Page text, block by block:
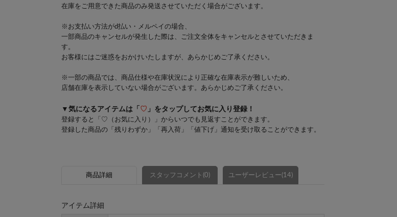
在庫をご用意できた商品のみ発送させていただく場合がございます。
※お支払い方法がd払い・メルペイの場合、
一部商品のキャンセルが発生した際は、ご注文全体をキャンセルとさせていただきま
す。
お客様にはご迷惑をおかけいたしますが、あらかじめご了承ください。
※一部の商品では、商品仕様や在庫状況により正確な在庫表示が難しいため、
店舗在庫を表示していない場合がございます。あらかじめご了承ください。
▼気になるアイテムは「 ♡ 」をタップしてお気に入り登録！
登録すると「♡（お気に入り）」からいつでも見返すことができます。
登録した商品の「残りわずか」「再入荷」「値下げ」通知を受け取ることができます。
商品詳細 スタッフコメント(0) ユーザーレビュー(14)
アイテム詳細